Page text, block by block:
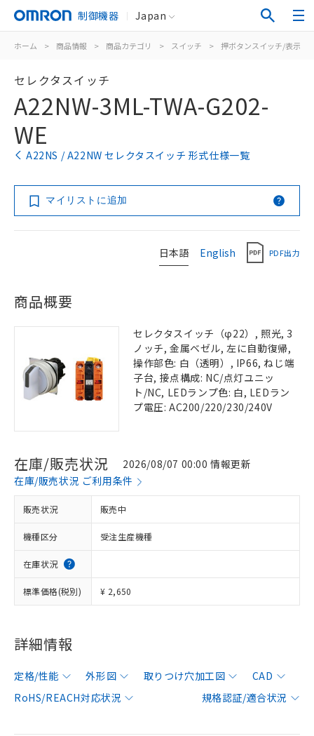
制御機器 Japan
ホーム > 商品情報 > 商品カテゴリ > スイッチ > 押ボタンスイッチ/表示灯
セレクタスイッチ
A22NW-3ML-TWA-G202-
WE
A22NS / A22NW セレクタスイッチ 形式仕様一覧
マイリストに追加
日本語 English PDF出力
商品概要
セレクタスイッチ（φ22）, 照光, 3
ノッチ, 金属ベゼル, 左に自動復帰,
操作部色: 白（透明）, IP66, ねじ端
子台, 接点構成: NC/点灯ユニッ
ト/NC, LEDランプ色: 白, LEDラン
プ電圧: AC200/220/230/240V
在庫/販売状況
2026/08/07 00:00 情報更新
在庫/販売状況 ご利用条件
販売状況 販売中
機種区分 受注生産機種
在庫状況
標準価格(税別) ¥ 2,650
詳細情報
定格/性能 外形図 取りつけ穴加工図
CAD
RoHS/REACH対応状況
規格認証/適合状況